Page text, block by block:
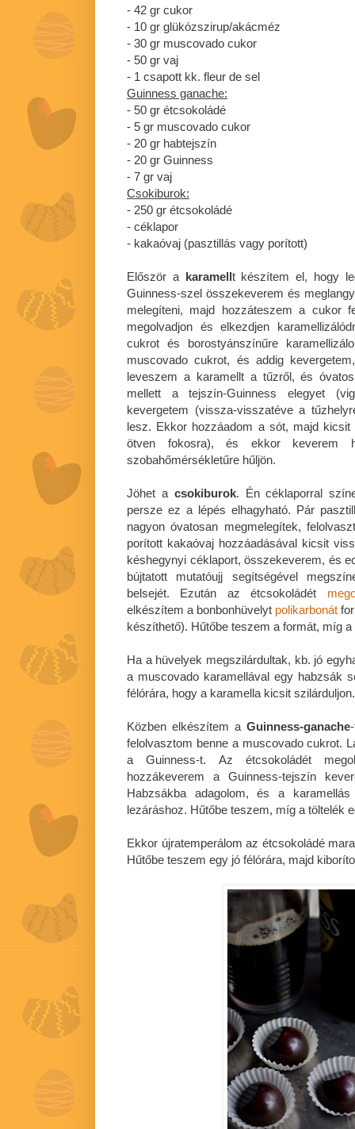
- 42 gr cukor
- 10 gr glükózszirup/akácméz
- 30 gr muscovado cukor
- 50 gr vaj
- 1 csapott kk. fleur de sel
Guinness ganache:
- 50 gr étcsokoládé
- 5 gr muscovado cukor
- 20 gr habtejszín
- 20 gr Guinness
- 7 gr vaj
Csokiburok:
- 250 gr étcsokoládé
- céklapor
- kakaóvaj (pasztillás vagy porított)
Először a karamell t készítem el, hogy
Guinness-szel összekeverem és
melegíteni, majd hozzáteszem a cukor
megolvadjon és elkezdjen
cukrot és borostyánszínűre
muscovado cukrot, és addig
leveszem a karamellt a tűzről, és
mellett a tejszín-Guinness elegyet
kevergetem (vissza-visszatéve a
lesz. Ekkor hozzáadom a sót, majd
ötven fokosra), és ekkor keverem
szobahőmérsékletűre hűljön.
Jöhet a csokiburok. Én céklaporral
persze ez a lépés elhagyható. Pár
nagyon óvatosan megmelegítek,
porított kakaóvaj hozzáadásával kicsit
késhegynyi céklaport, összekeverem, és
bújtatott mutatóujj segítségével
belsejét. Ezután az étcsokoládét
elkészítem a bonbonhüvelyt polikarbonát
készíthető). Hűtőbe teszem a formát, míg
Ha a hüvelyek megszilárdultak, kb. jó
a muscovado karamellával egy habzsák
félórára, hogy a karamella kicsit szilárduljon.
Közben elkészítem a Guinness-ganache
felolvasztom benne a muscovado cukrot.
a Guinness-t. Az étcsokoládét
hozzákeverem a Guinness-tejszín
Habzsákba adagolom, és a
lezáráshoz. Hűtőbe teszem, míg a töltelék
Ekkor újratemperálom az étcsokoládé
Hűtőbe teszem egy jó félórára, majd